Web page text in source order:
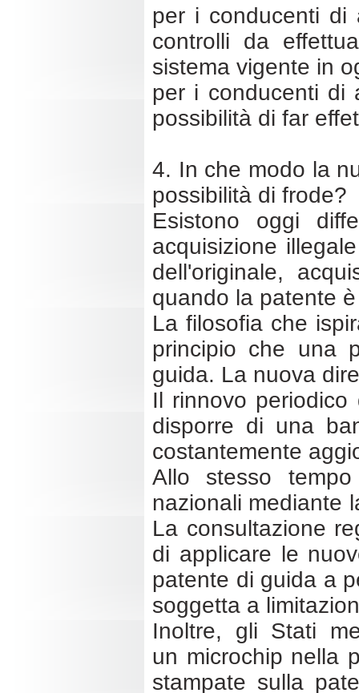
per i conducenti di
controlli da
sistema vigente in
per i conducenti di
possibilità di far
4. In che modo la
possibilità di frode?
Esistono oggi
acquisizione
dell'originale,
quando la patente
La filosofia che
principio che una
guida. La nuova
Il rinnovo
disporre di una
costantemente
Allo stesso
nazionali mediante
La consultazione
di applicare le
patente di guida a
soggetta a
Inoltre, gli Stati
un microchip nella
stampate sulla